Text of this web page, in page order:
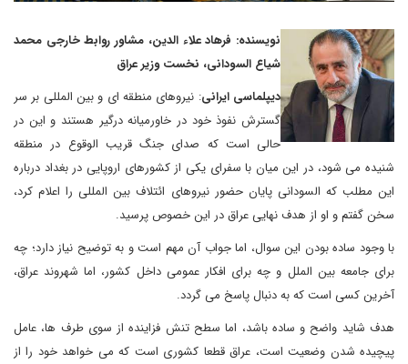
نویسنده: فرهاد علاء الدین، مشاور روابط خارجی محمد
شیاع السودانی، نخست وزیر عراق
دیپلماسی ایرانی: نیروهای منطقه ای و بین المللی بر سر
گسترش نفوذ خود در خاورمیانه درگیر هستند و این در
حالی است که صدای جنگ قریب الوقوع در منطقه
شنیده می شود، در این میان با سفرای یکی از کشورهای اروپایی در بغداد درباره
این مطلب که السودانی پایان حضور نیروهای ائتلاف بین المللی را اعلام کرد،
سخن گفتم و او از هدف نهایی عراق در این خصوص پرسید.
با وجود ساده بودن این سوال، اما جواب آن مهم است و به توضیح نیاز دارد؛ چه
برای جامعه بین الملل و چه برای افکار عمومی داخل کشور، اما شهروند عراق،
آخرین کسی است که به دنبال پاسخ می گردد.
هدف شاید واضح و ساده باشد، اما سطح تنش فزاینده از سوی طرف ها، عامل
پیچیده شدن وضعیت است، عراق قطعا کشوری است که می خواهد خود را از